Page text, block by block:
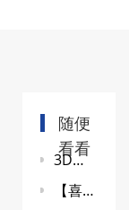
随便
看看
3D打印口腔钛网机器人临床试验技术研讨会
【喜讯】我院参研项目成功获批三类医疗器械上市！